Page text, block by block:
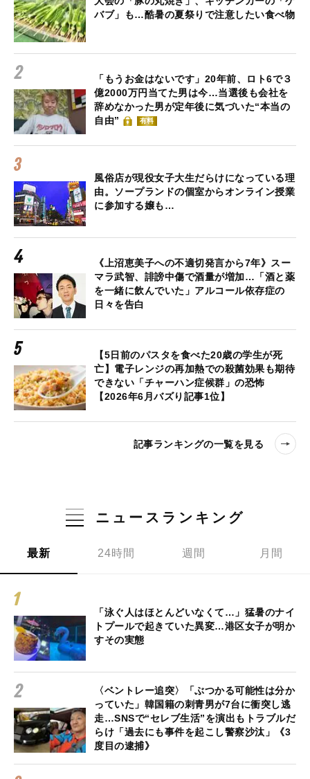
バブ」も…酷暑の夏祭りで注意したい食べ物
「もうお金はないです」20年前、ロト6で３
億2000万円当てた男は今…当選後も会社を
辞めなかった男が定年後に気づいた“本当の
自由”
有料
風俗店が現役女子大生だらけになっている理
由。ソープランドの個室からオンライン授業
に参加する嬢も…
《上沼恵美子への不適切発言から7年》スー
マラ武智、誹謗中傷で酒量が増加…「酒と薬
を一緒に飲んでいた」アルコール依存症の
日々を告白
【5日前のパスタを食べた20歳の学生が死
亡】電子レンジの再加熱での殺菌効果も期待
できない「チャーハン症候群」の恐怖
【2026年6月バズり記事1位】
記事ランキングの一覧を見る
ニュースランキング
最新 24時間 週間 月間
「泳ぐ人はほとんどいなくて…」猛暑のナイ
トプールで起きていた異変…港区女子が明か
すその実態
〈ベントレー追突〉「ぶつかる可能性は分か
っていた」韓国籍の刺青男が7台に衝突し逃
走…SNSで“セレブ生活”を演出もトラブルだ
らけ「過去にも事件を起こし警察沙汰」《3
度目の逮捕》